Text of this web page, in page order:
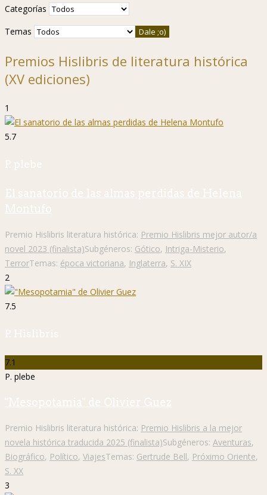
Categorías
Temas
Premios Hislibris de literatura histórica
(XV ediciones)
1
5.7
P. plebe
El sanatorio de las almas perdidas de Helena
Montufo
Premio Hislibris literatura histórica: Premio Hislibris mejor autor/a
novel 2023 (finalista)Subgéneros: Gótico, Intriga-Misterio,
TerrorTemas: época victoriana, Inglaterra, S. XIX
2
7.5
P. Hislibris
7.1
P. plebe
"Mesopotamia" de Olivier Guez
Premio Hislibris literatura histórica: Premio Hislibris a la mejor
novela histórica traducida 2025 (finalista)Subgéneros: Aventuras,
Biográfico, Político, ViajesTemas: Gertrude Bell, Próximo Oriente,
S. XX
3